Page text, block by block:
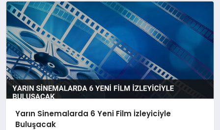
Yarın Sinemalarda 6 Yeni Film İzleyiciyle
Buluşacak